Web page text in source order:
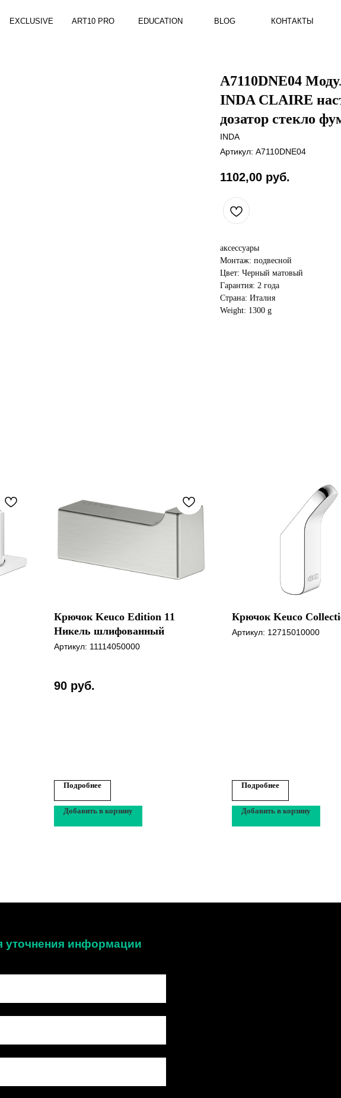
ART10 PRO EDUCATION BLOG КОНТАКТЫ
A7110DNE04
INDA CLAIRE
дозатор стекло
INDA
Артикул: A7110DNE04
1102,00 руб.
аксессуары
Монтаж: подвесной
Цвет: Черный матовый
Гарантия: 2 года
Страна: Италия
Weight: 1300 g
Крючок Keuco Edition 11
Никель шлифованный
Артикул: 11114050000
90 руб.
Подробнее
Добавить в корзину
Крючок Keuco
Артикул: 12715010000
Подробнее
Добавить в корзину
уточнения информации